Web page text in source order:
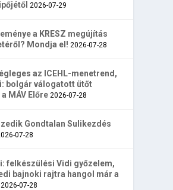
2026-07-29
a KRESZ megújítás
Mondja el! 2026-07-28
az ICEHL-menetrend,
bolgár válogatott ütőt
MÁV Előre 2026-07-28
Gondtalan Sulikezdés
07-28
felkészülési Vidi győzelem,
bajnoki rajtra hangol már a
2026-07-28